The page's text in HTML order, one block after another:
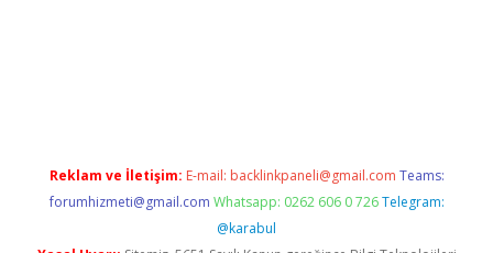
Reklam ve İletişim: E-mail: backlinkpaneli@gmail.com Teams:
forumhizmeti@gmail.com Whatsapp: 0262 606 0 726 Telegram:
@karabul